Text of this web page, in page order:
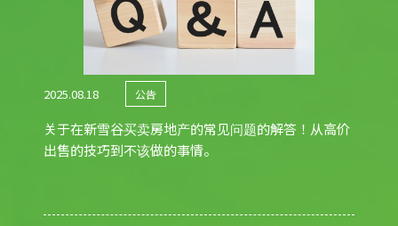
2025.08.18 公告
关于在新雪谷买卖房地产的常见问题的解答！从高价
出售的技巧到不该做的事情。